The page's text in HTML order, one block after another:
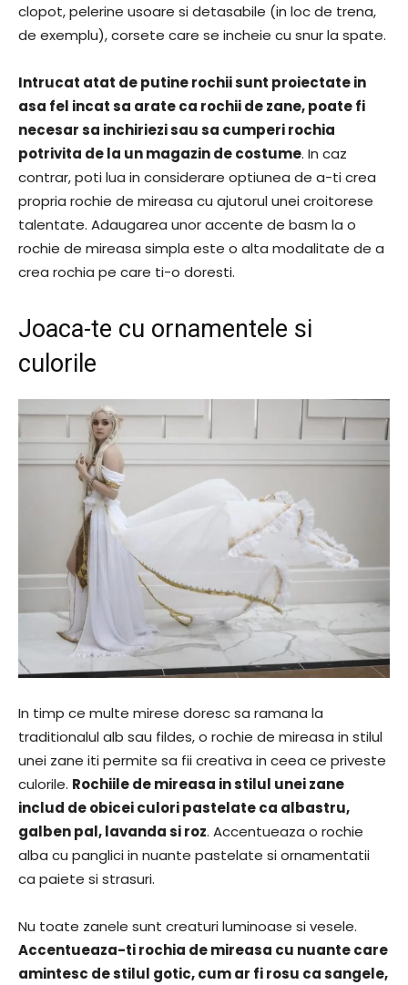
clopot, pelerine usoare si detasabile (in loc de trena,
de exemplu), corsete care se incheie cu snur la spate.
Intrucat atat de putine rochii sunt proiectate in
asa fel incat sa arate ca rochii de zane, poate fi
necesar sa inchiriezi sau sa cumperi rochia
potrivita de la un magazin de costume. In caz
contrar, poti lua in considerare optiunea de a-ti crea
propria rochie de mireasa cu ajutorul unei croitorese
talentate. Adaugarea unor accente de basm la o
rochie de mireasa simpla este o alta modalitate de a
crea rochia pe care ti-o doresti.
Joaca-te cu ornamentele si
culorile
In timp ce multe mirese doresc sa ramana la
traditionalul alb sau fildes, o rochie de mireasa in stilul
unei zane iti permite sa fii creativa in ceea ce priveste
culorile. Rochiile de mireasa in stilul unei zane
includ de obicei culori pastelate ca albastru,
galben pal, lavanda si roz. Accentueaza o rochie
alba cu panglici in nuante pastelate si ornamentatii
ca paiete si strasuri.
Nu toate zanele sunt creaturi luminoase si vesele.
Accentueaza-ti rochia de mireasa cu nuante care
amintesc de stilul gotic, cum ar fi rosu ca sangele,